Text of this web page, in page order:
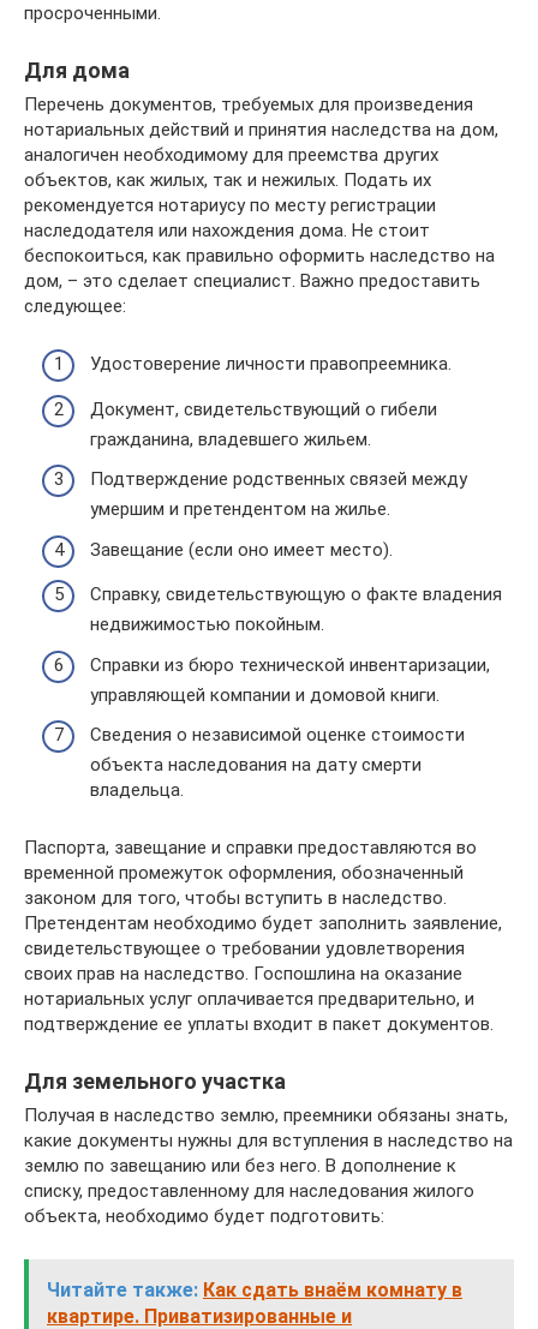
просроченными.
Для дома
Перечень документов, требуемых для произведения
нотариальных действий и принятия наследства на дом,
аналогичен необходимому для преемства других
объектов, как жилых, так и нежилых. Подать их
рекомендуется нотариусу по месту регистрации
наследодателя или нахождения дома. Не стоит
беспокоиться, как правильно оформить наследство на
дом, – это сделает специалист. Важно предоставить
следующее:
Удостоверение личности правопреемника.
Документ, свидетельствующий о гибели
гражданина, владевшего жильем.
Подтверждение родственных связей между
умершим и претендентом на жилье.
Завещание (если оно имеет место).
Справку, свидетельствующую о факте владения
недвижимостью покойным.
Справки из бюро технической инвентаризации,
управляющей компании и домовой книги.
Сведения о независимой оценке стоимости
объекта наследования на дату смерти
владельца.
Паспорта, завещание и справки предоставляются во
временной промежуток оформления, обозначенный
законом для того, чтобы вступить в наследство.
Претендентам необходимо будет заполнить заявление,
свидетельствующее о требовании удовлетворения
своих прав на наследство. Госпошлина на оказание
нотариальных услуг оплачивается предварительно, и
подтверждение ее уплаты входит в пакет документов.
Для земельного участка
Получая в наследство землю, преемники обязаны знать,
какие документы нужны для вступления в наследство на
землю по завещанию или без него. В дополнение к
списку, предоставленному для наследования жилого
объекта, необходимо будет подготовить:
Читайте также: Как сдать внаём комнату в
квартире. Приватизированные и